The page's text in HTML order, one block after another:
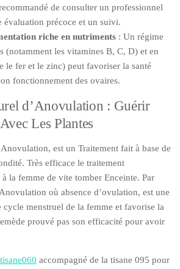
de consulter un professionnel
évaluation précoce et un suivi.
riche en nutriments : Un régime
(notamment les vitamines B, C, D) et en
le fer et le zinc) peut favoriser la santé
fonctionnement des ovaires.
d’Anovulation : Guérir
Les Plantes
est un Traitement fait à base de
Très efficace le traitement
la femme de vite tomber Enceinte. Par
où absence d’ovulation, est une
cycle menstruel de la femme et favorise la
prouvé pas son efficacité pour avoir
060 accompagné de la tisane 095 pour